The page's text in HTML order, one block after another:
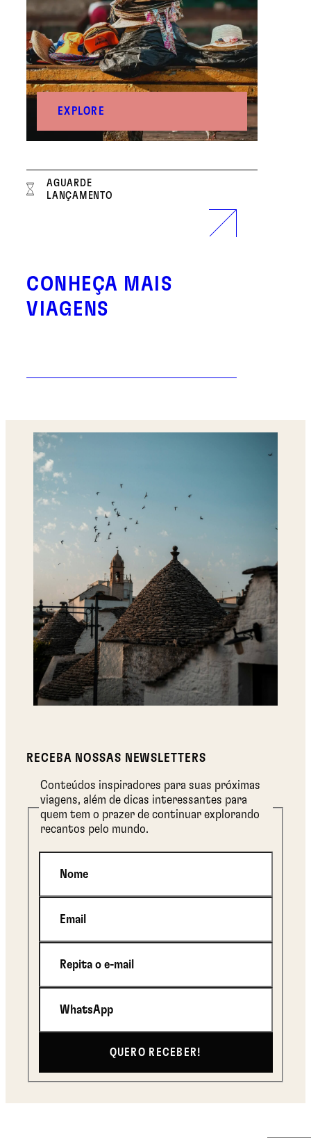
EXPLORE
AGUARDE
LANÇAMENTO
CONHEÇA MAIS
VIAGENS
RECEBA NOSSAS NEWSLETTERS
Conteúdos inspiradores para suas próximas
viagens, além de dicas interessantes para
quem tem o prazer de continuar explorando
recantos pelo mundo.
Nome
Email
Repita o e-mail
WhatsApp
QUERO RECEBER!